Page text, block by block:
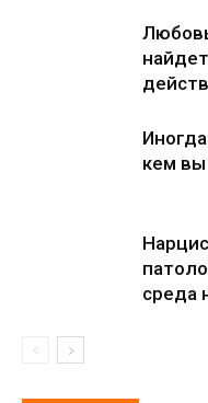
кем вы
среда